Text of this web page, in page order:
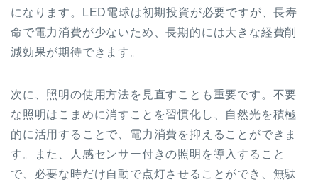
になります。LED電球は初期投資が必要ですが、長寿
命で電力消費が少ないため、長期的には大きな経費削
減効果が期待できます。
次に、照明の使用方法を見直すことも重要です。不要
な照明はこまめに消すことを習慣化し、自然光を積極
的に活用することで、電力消費を抑えることができま
す。また、人感センサー付きの照明を導入すること
で、必要な時だけ自動で点灯させることができ、無駄